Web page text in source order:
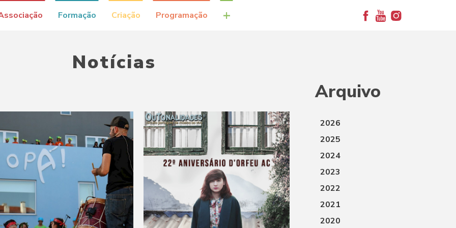
Formação Criação Programação +
Notícias
Arquivo
2026
2025
2024
2023
2022
2021
2020